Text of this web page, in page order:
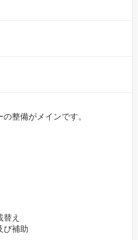
の車両の受入・作業開始
はアイスの支給などあります
整備がメインです。
替え
び補助